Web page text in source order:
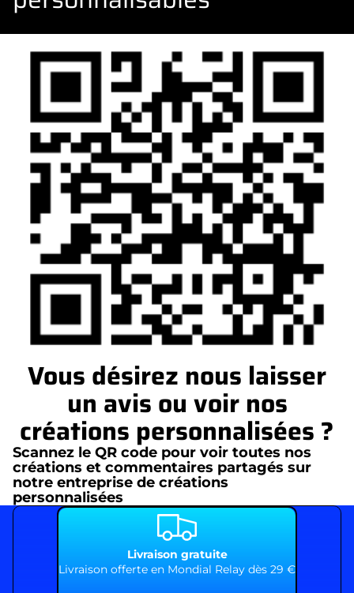
Vous désirez nous laisser
un avis ou voir nos
créations personnalisées ?
Scannez le QR code pour voir toutes nos
créations et commentaires partagés sur
notre entreprise de créations
personnalisées
Livraison gratuite
Livraison offerte en Mondial Relay dès 29 €